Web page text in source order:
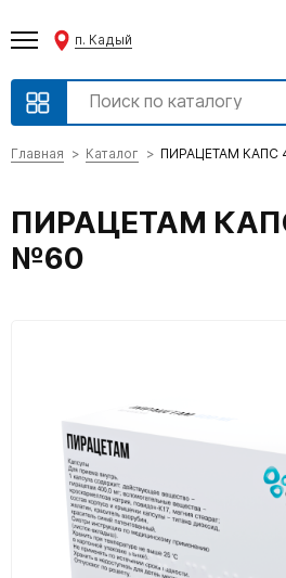
п. Кадый
Главная Каталог ПИРАЦЕТАМ КАПС
ПИРАЦЕТАМ
№60